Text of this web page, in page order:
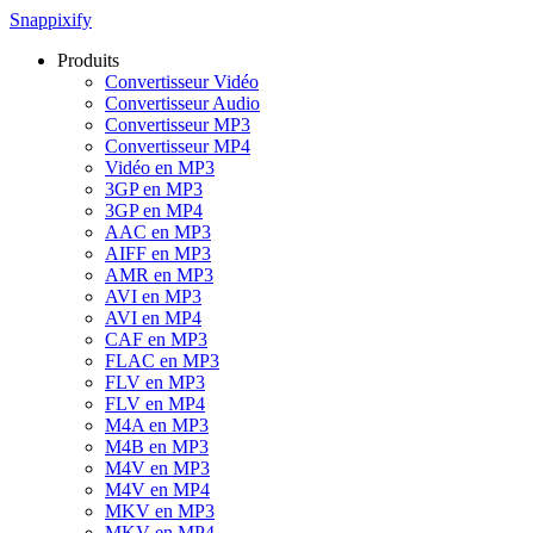
Snappixify
Produits
Convertisseur Vidéo
Convertisseur Audio
Convertisseur MP3
Convertisseur MP4
Vidéo en MP3
3GP en MP3
3GP en MP4
AAC en MP3
AIFF en MP3
AMR en MP3
AVI en MP3
AVI en MP4
CAF en MP3
FLAC en MP3
FLV en MP3
FLV en MP4
M4A en MP3
M4B en MP3
M4V en MP3
M4V en MP4
MKV en MP3